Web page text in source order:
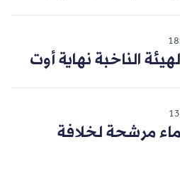
الناخبة نهاية أوت
مرشحة لخلافة